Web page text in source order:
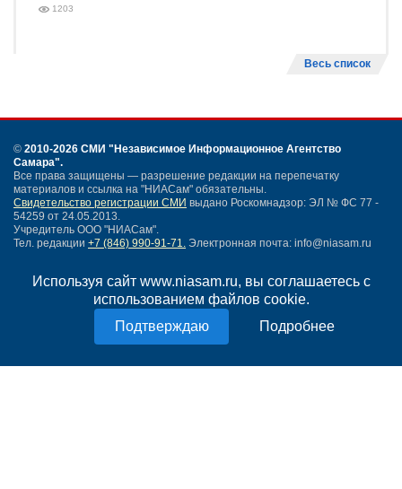
Используя сайт www.niasam.ru, вы соглашаетесь с
использованием файлов cookie.
Подробнее
1203
Весь список
© 2010-2026 СМИ "Независимое Информационное Агентство
Самара".
Все права защищены — разрешение редакции на перепечатку
материалов и ссылка на "НИАСам" обязательны.
Свидетельство регистрации СМИ выдано Роскомнадзор: ЭЛ № ФС 77 -
54259 от 24.05.2013.
Учредитель ООО "НИАСам".
Тел. редакции +7 (846) 990-91-71. Электронная почта: info@niasam.ru
Карта сайта
Нашли ошибку?
Политика конфиденциальности
Согласие на обработку персональных данных